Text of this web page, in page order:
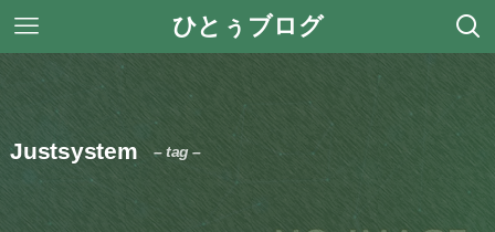
ひとぅブログ
Justsystem – tag –